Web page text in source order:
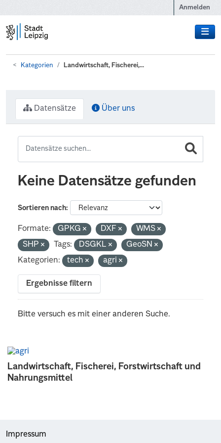
Anmelden
Kategorien Landwirtschaft, Fischerei,...
Landwirtschaft, Fischerei, Forstwirtschaft und
Nahrungsmittel
Datensätze Über uns
Keine Datensätze gefunden
Sortieren nach
Formate: GPKG DXF
WMS
SHP
Tags: DSGKL
GeoSN
Kategorien:
tech agri
Ergebnisse filtern
Bitte versuch es mit einer anderen Suche.
Impressum